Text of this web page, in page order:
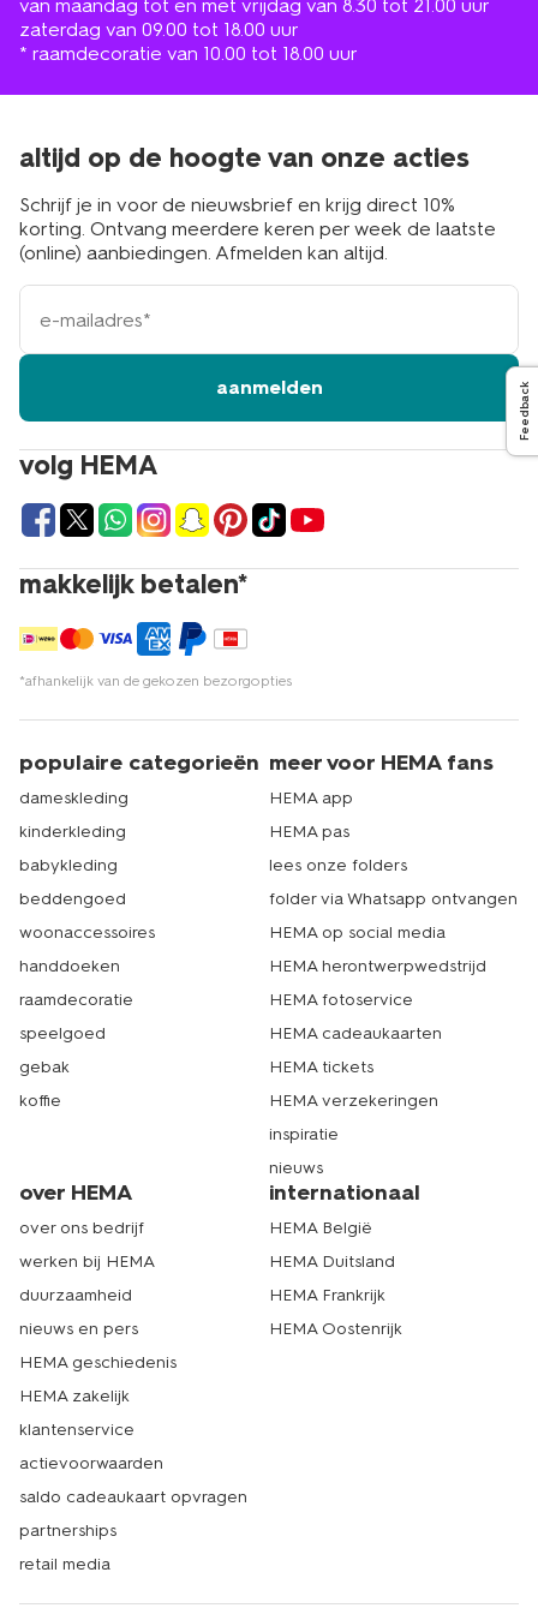
van maandag tot en met vrijdag van 8.30 tot 21.00 uur
zaterdag van 09.00 tot 18.00 uur
* raamdecoratie van 10.00 tot 18.00 uur
volg HEMA
makkelijk betalen*
*afhankelijk van de gekozen bezorgopties
altijd op de hoogte van onze acties
Schrijf je in voor de nieuwsbrief en krijg direct 10%
korting. Ontvang meerdere keren per week de laatste
(online) aanbiedingen. Afmelden kan altijd.
e-
mailadres
aanmelden
populaire categorieën
dameskleding
kinderkleding
babykleding
beddengoed
woonaccessoires
handdoeken
raamdecoratie
speelgoed
gebak
koffie
meer voor HEMA fans
HEMA app
HEMA pas
lees onze folders
folder via Whatsapp ontvangen
HEMA op social media
HEMA herontwerpwedstrijd
HEMA fotoservice
HEMA cadeaukaarten
HEMA tickets
HEMA verzekeringen
inspiratie
nieuws
over HEMA
over ons bedrijf
werken bij HEMA
duurzaamheid
nieuws en pers
HEMA geschiedenis
HEMA zakelijk
klantenservice
actievoorwaarden
saldo cadeaukaart opvragen
partnerships
retail media
internationaal
HEMA België
HEMA Duitsland
HEMA Frankrijk
HEMA Oostenrijk
Feedback